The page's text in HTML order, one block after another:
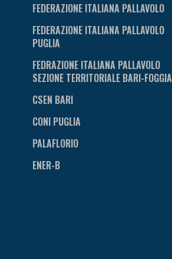
FEDERAZIONE ITALIANA PALLAVOLO
FEDERAZIONE ITALIANA PALLAVOLO
PUGLIA
FEDRAZIONE ITALIANA PALLAVOLO
SEZIONE TERRITORIALE BARI-FOGGIA
CSEN BARI
CONI PUGLIA
PALAFLORIO
ENER-B